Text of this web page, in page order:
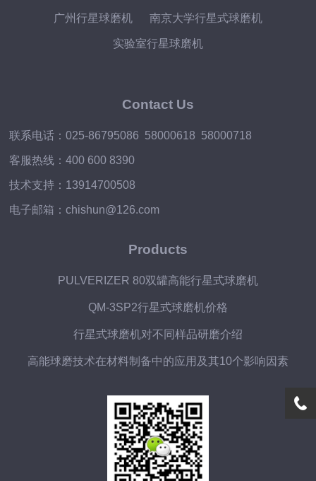
广州行星球磨机 南京大学行星式球磨机
实验室行星球磨机
Contact Us
联系电话：025-86795086 58000618 58000718
客服热线：400 600 8390
技术支持：13914700508
电子邮箱：chishun@126.com
Products
PULVERIZER 80双罐高能行星式球磨机
QM-3SP2行星式球磨机价格
行星式球磨机对不同样品研磨介绍
高能球磨技术在材料制备中的应用及其10个影响因素